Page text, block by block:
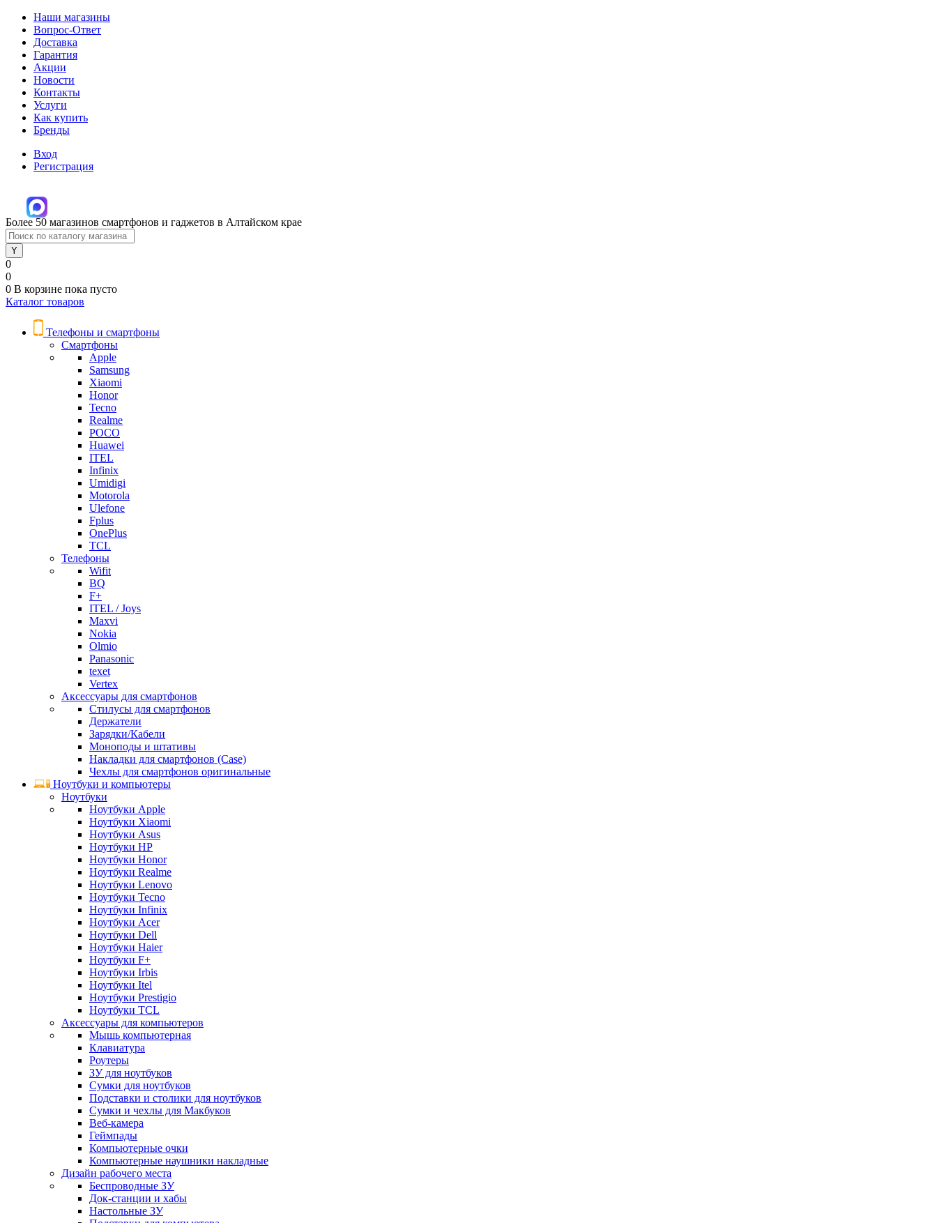
Наши магазины
Вопрос-Ответ
Доставка
Гарантия
Акции
Новости
Контакты
Услуги
Как купить
Бренды
Вход
Регистрация
Более 50 магазинов смартфонов и гаджетов в Алтайском крае
0
0
0 В корзине пока пусто
Каталог товаров
Телефоны и смартфоны
Смартфоны
Apple
Samsung
Xiaomi
Honor
Tecno
Realme
POCO
Huawei
ITEL
Infinix
Umidigi
Motorola
Ulefone
Fplus
OnePlus
TCL
Телефоны
Wifit
BQ
F+
ITEL / Joys
Maxvi
Nokia
Olmio
Panasonic
texet
Vertex
Аксессуары для смартфонов
Стилусы для смартфонов
Держатели
Зарядки/Кабели
Моноподы и штативы
Накладки для смартфонов (Case)
Чехлы для смартфонов оригинальные
Ноутбуки и компьютеры
Ноутбуки
Ноутбуки Apple
Ноутбуки Xiaomi
Ноутбуки Asus
Ноутбуки HP
Ноутбуки Honor
Ноутбуки Realme
Ноутбуки Lenovo
Ноутбуки Tecno
Ноутбуки Infinix
Ноутбуки Acer
Ноутбуки Dell
Ноутбуки Haier
Ноутбуки F+
Ноутбуки Irbis
Ноутбуки Itel
Ноутбуки Prestigio
Ноутбуки TCL
Аксессуары для компьютеров
Мышь компьютерная
Клавиатура
Роутеры
ЗУ для ноутбуков
Сумки для ноутбуков
Подставки и столики для ноутбуков
Сумки и чехлы для Макбуков
Веб-камера
Геймпады
Компьютерные очки
Компьютерные наушники накладные
Дизайн рабочего места
Беспроводные ЗУ
Док-станции и хабы
Настольные ЗУ